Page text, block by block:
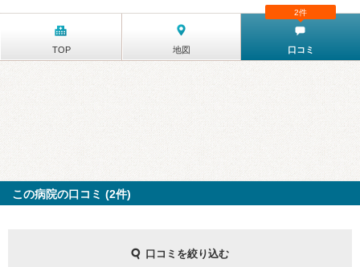
TOP 地図 口コミ
2件
この病院の口コミ (2件)
口コミを絞り込む